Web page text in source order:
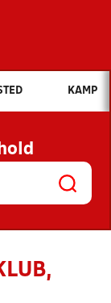
du søge efter?
NYHEDER
OG
KAMP